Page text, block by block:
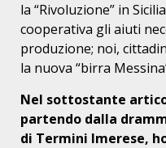
la “Rivoluzione” in
cooperativa gli aiuti
produzione; noi,
la nuova “birra
Nel sottostante
partendo dalla
di Termini Imerese,